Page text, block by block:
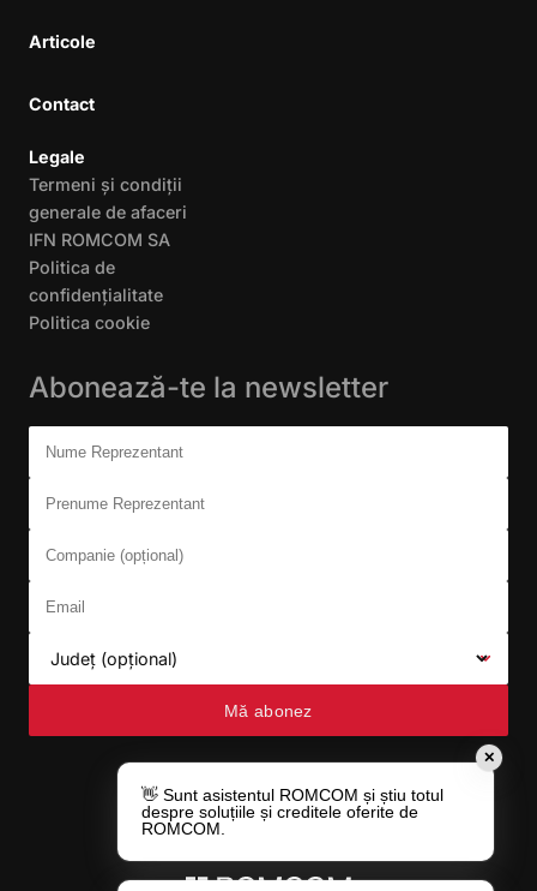
Articole
Contact
Legale
Termeni și condiții
generale de afaceri
IFN ROMCOM SA
Politica de
confidențialitate
Politica cookie
Abonează-te la newsletter
Don't fill this out:
Nume Reprezentant
Prenume Reprezentant
Companie (opțional)
Email
Județ (opțional)
Mă abonez
✕
👋 Sunt asistentul ROMCOM și știu totul
despre soluțiile și creditele oferite de
ROMCOM.